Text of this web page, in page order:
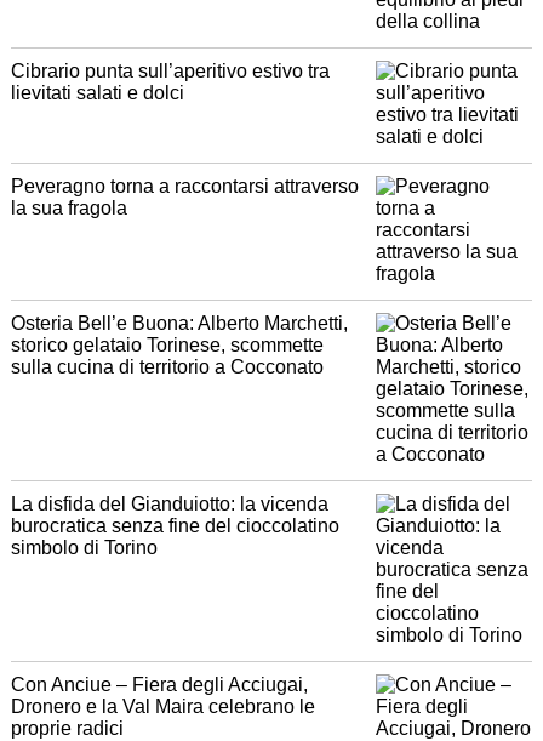
Cibrario punta sull’aperitivo estivo tra
lievitati salati e dolci
Peveragno torna a raccontarsi attraverso
la sua fragola
Osteria Bell’e Buona: Alberto Marchetti,
storico gelataio Torinese, scommette
sulla cucina di territorio a Cocconato
La disfida del Gianduiotto: la vicenda
burocratica senza fine del cioccolatino
simbolo di Torino
Con Anciue – Fiera degli Acciugai,
Dronero e la Val Maira celebrano le
proprie radici